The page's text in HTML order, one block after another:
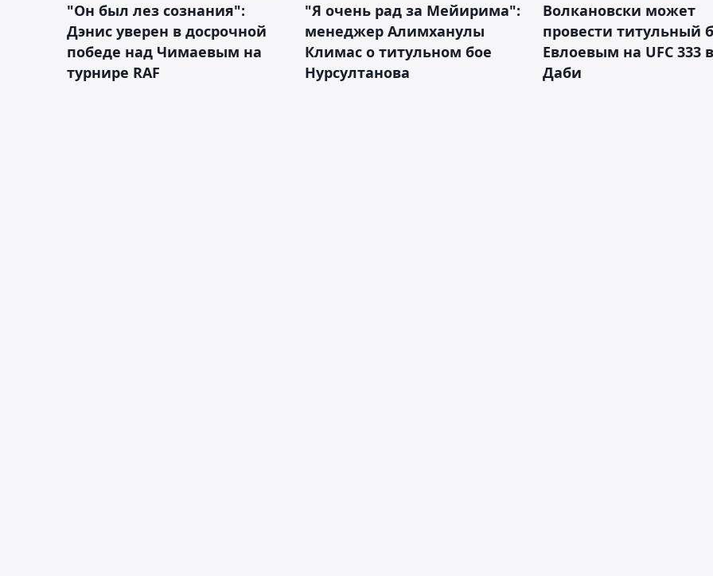
"Он был лез сознания":
Дэнис уверен в досрочной
победе над Чимаевым на
турнире RAF
"Я очень рад за Мейирима":
менеджер Алимханулы
Климас о титульном бое
Нурсултанова
Волкановски может
провести титульный
Евлоевым на UFC 333
Даби